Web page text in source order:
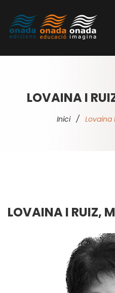
LOVAINA I
Inici / Lovaina
LOVAINA I RUIZ,